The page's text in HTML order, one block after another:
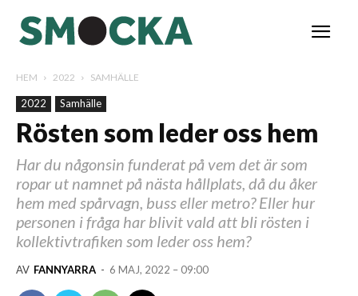
HEM 2022 SAMHÄLLE
2022 Samhälle
Rösten som leder oss hem
Har du någonsin funderat på vem det är som
ropar ut namnet på nästa hållplats, då du åker
hem med spårvagn, buss eller metro? Eller hur
personen i fråga har blivit vald att bli rösten i
kollektivtrafiken som leder oss hem?
AV FANNYARRA - 6 MAJ, 2022 – 09:00